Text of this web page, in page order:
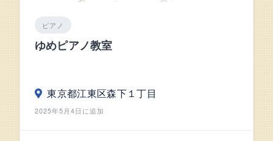
ピアノ
ゆめピアノ教室
東京都江東区森下１丁目
2025年5月4日に追加